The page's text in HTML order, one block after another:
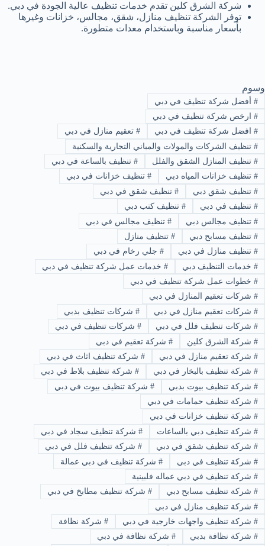
شركة الشرق كلين تقدم خدمات تنظيف عالية الجودة في دبي.
توفر الشركة تنظيف منازل، شقق، مجالس، خزانات وغيرها
بأسعار مناسبة وباستخدام معدات متطورة.
وسوم
#أفضل شركة تنظيف في دبي
#ارخص شركة تنظيف في دبي
#افضل شركة تنظيف في دبي #تعقيم منازل في دبي
#تنظيف الشركات والمولات والمباني التجارية والسكنية
#تنظيف المنازل الشقق والفلل #تنظيف بالساعة في دبي
#تنظيف خزانات المياه دبي #تنظيف خزانات في دبي
#تنظيف شقق دبي #تنظيف شقق في دبي
#تنظيف في دبي #تنظيف كنب دبي
#تنظيف مجالس دبي #تنظيف مجالس في دبي
#تنظيف مسابح دبي #تنظيف منازل
#تنظيف منازل في دبي #جلي رخام في دبي
#خدمات التنظيف دبي #خدمات عمل شركة تنظيف في دبي
#خطوات عمل شركة تنظيف في دبي
#شركات تعقيم المنازل في دبي
#شركات تعقيم منازل في دبي #شركات تنظيف بدبي
#شركات تنظيف فلل في دبي #شركات تنظيف في دبي
#شركة الشرق كلين #شركة تعقيم في دبي
#شركة تعقيم منازل في دبي #شركة تنظيف اثاث في دبي
#شركة تنظيف بالبخار في دبي #شركة تنظيف بلاط في دبي
#شركة تنظيف بيوت بدبي #شركة تنظيف بيوت في دبي
#شركة تنظيف حمامات في دبي
#شركة تنظيف خزانات في دبي
#شركة تنظيف دبي بالساعات #شركة تنظيف سجاد في دبي
#شركة تنظيف شقق في دبي #شركة تنظيف فلل في دبي
#شركة تنظيف في دبي #شركة تنظيف في دبي عمالة
#شركة تنظيف في دبي عماله فلبينية
#شركة تنظيف مسابح دبي #شركة تنظيف مطابخ في دبي
#شركة تنظيف منازل في دبي
#شركة تنظيف واجهات خارجية في دبي #شركة نظافة
#شركة نظافة بدبي #شركة نظافة في دبي